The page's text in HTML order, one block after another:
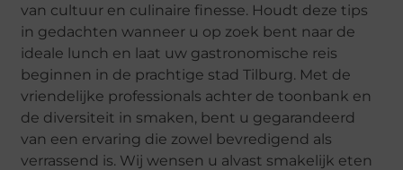
van cultuur en culinaire finesse. Houdt deze tips
in gedachten wanneer u op zoek bent naar de
ideale lunch en laat uw gastronomische reis
beginnen in de prachtige stad Tilburg. Met de
vriendelijke professionals achter de toonbank en
de diversiteit in smaken, bent u gegarandeerd
van een ervaring die zowel bevredigend als
verrassend is. Wij wensen u alvast smakelijk eten